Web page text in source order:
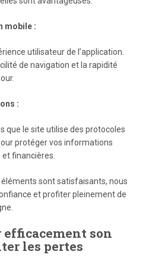
mobile :
utilisateur de l’application.
de navigation et la rapidité
:
que le site utilise des protocoles
protéger vos informations
financières.
éléments sont satisfaisants, nous
et profiter pleinement de
efficacement son
les pertes